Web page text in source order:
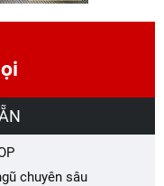
chuyên sâu